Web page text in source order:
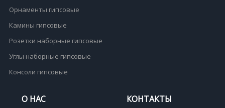
Орнаменты гипсовые
Камины гипсовые
Розетки наборные гипсовые
Углы наборные гипсовые
Консоли гипсовые
О НАС КОНТАКТЫ